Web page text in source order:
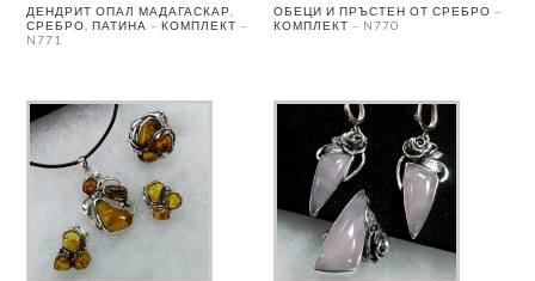
ДЕНДРИТ ОПАЛ МАДАГАСКАР,
СРЕБРО, ПАТИНА – КОМПЛЕКТ –
N771
ОБЕЦИ И ПРЪСТЕН ОТ СРЕБРО –
КОМПЛЕКТ – N770